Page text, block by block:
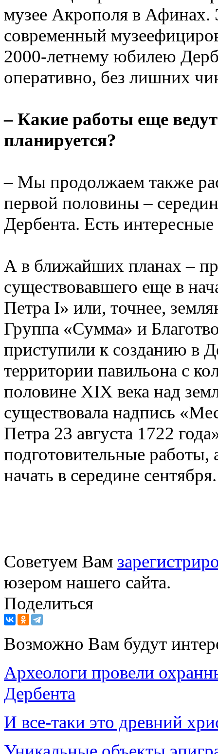
музее Акрополя в Афинах.
современный
2000-летнему юбилею
оперативно, без лишних
– Какие работы еще
планируется?
– Мы продолжаем также
первой половины –
Дербента. Есть
А в ближайших планах –
существовавшего еще в
Петра I» или, точнее,
Группа «Сумма» и
приступили к созданию в
территории павильона с
половине XIX века над
существовала надпись
Петра 23 августа 1722
подготовительные работы,
начать в середине сентября.
Советуем Вам
юзером нашего сайта.
Поделиться
Возможно Вам будут
Археологи провели
Дербента
И все-таки это древний